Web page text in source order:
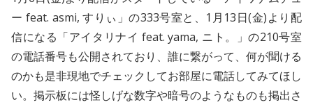
ー feat. asmi, すりぃ」の333号室と、1月13日(金)より配
信になる「アイタリナイ feat. yama, ニト。」の210号室
の電話番号も公開されており、誰に繋がって、何が聞ける
のかも是非現地でチェックしてお部屋に電話してみてほし
い。掲示板には怪しげな数字や暗号のようなものも掲出さ